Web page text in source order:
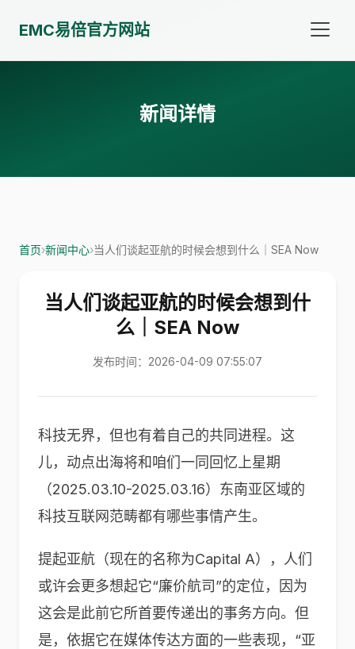
EMC易倍官方网站
新闻详情
首页›新闻中心›当人们谈起亚航的时候会想到什么｜SEA Now
当人们谈起亚航的时候会想到什
么｜SEA Now
发布时间：2026-04-09 07:55:07
科技无界，但也有着自己的共同进程。这
儿，动点出海将和咱们一同回忆上星期
（2025.03.10-2025.03.16）东南亚区域的
科技互联网范畴都有哪些事情产生。
提起亚航（现在的名称为Capital A），人们
或许会更多想起它“廉价航司”的定位，因为
这会是此前它所首要传递出的事务方向。但
是，依据它在媒体传达方面的一些表现，“亚